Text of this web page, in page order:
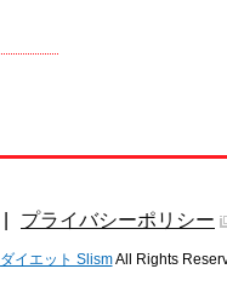
プライバシーポリシー
ダイエット SlismAll Rights